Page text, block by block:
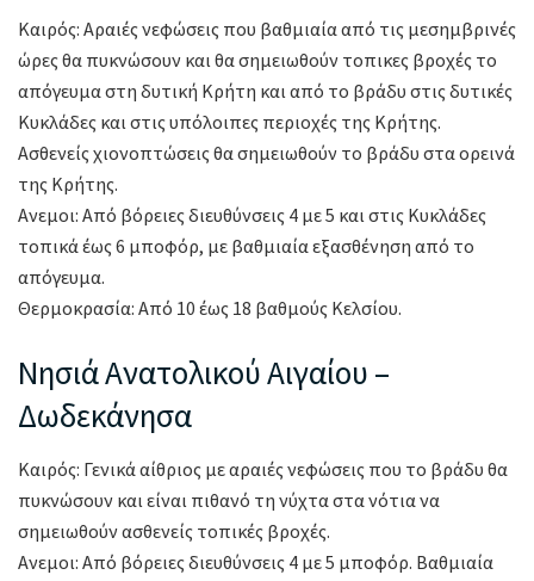
Καιρός: Αραιές νεφώσεις που βαθμιαία από τις μεσημβρινές
ώρες θα πυκνώσουν και θα σημειωθούν τοπικες βροχές το
απόγευμα στη δυτική Κρήτη και από το βράδυ στις δυτικές
Κυκλάδες και στις υπόλοιπες περιοχές της Κρήτης.
Ασθενείς χιονοπτώσεις θα σημειωθούν το βράδυ στα ορεινά
της Κρήτης.
Ανεμοι: Από βόρειες διευθύνσεις 4 με 5 και στις Κυκλάδες
τοπικά έως 6 μποφόρ, με βαθμιαία εξασθένηση από το
απόγευμα.
Θερμοκρασία: Από 10 έως 18 βαθμούς Κελσίου.
Νησιά Ανατολικού Αιγαίου –
Δωδεκάνησα
Καιρός: Γενικά αίθριος με αραιές νεφώσεις που το βράδυ θα
πυκνώσουν και είναι πιθανό τη νύχτα στα νότια να
σημειωθούν ασθενείς τοπικές βροχές.
Ανεμοι: Από βόρειες διευθύνσεις 4 με 5 μποφόρ. Βαθμιαία